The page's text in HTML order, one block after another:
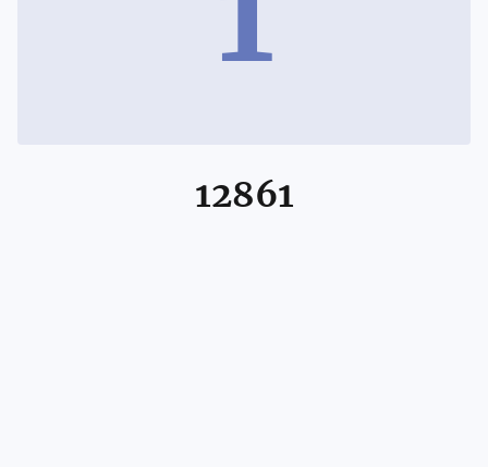
12861